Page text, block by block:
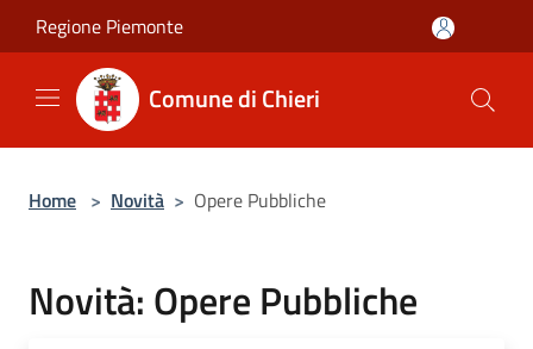
Salta al contenuto principale
Regione Piemonte
Comune di Chieri
Home > Novità > Opere Pubbliche
Novità: Opere Pubbliche